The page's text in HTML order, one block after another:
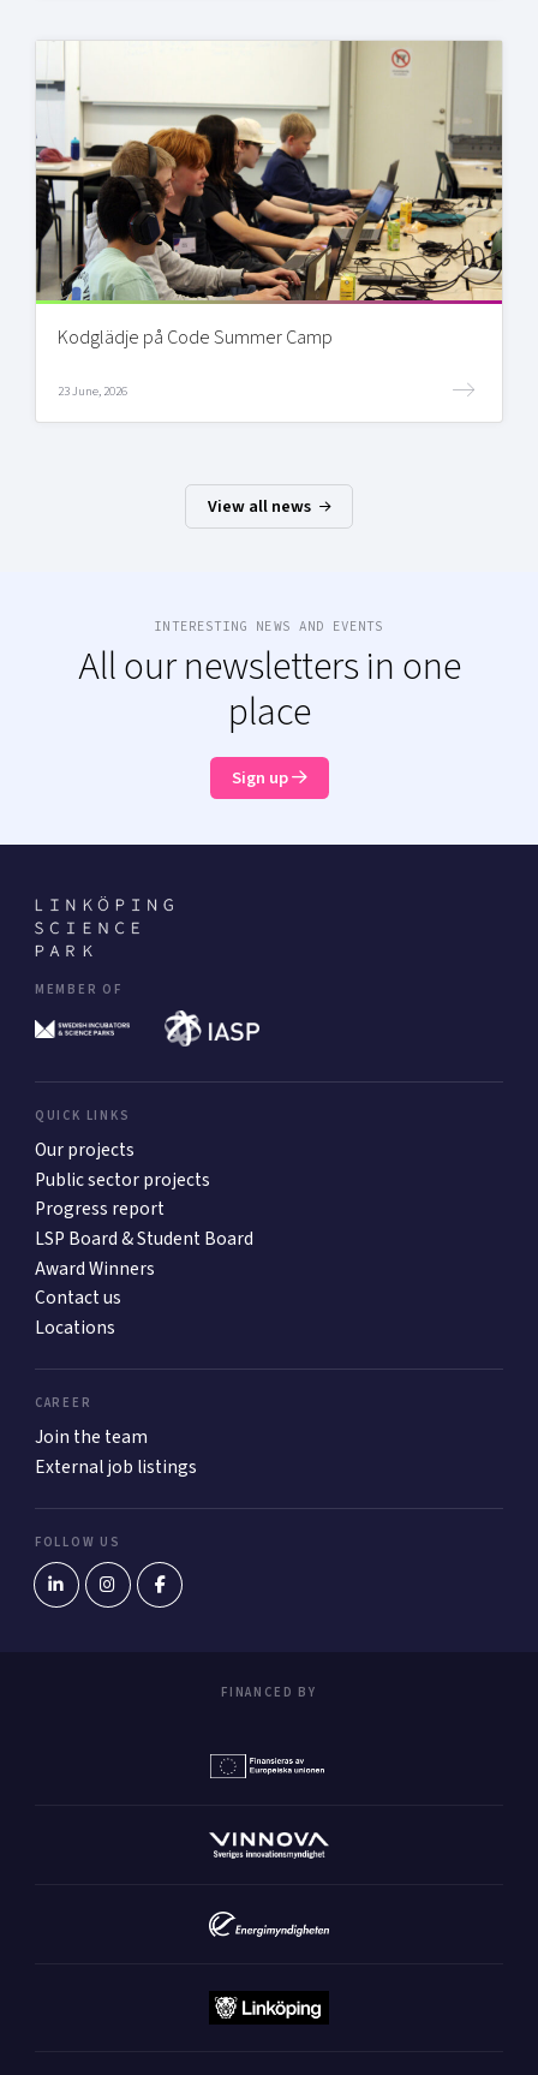
Kodglädje på Code Summer Camp
23 June, 2026
View all news
INTERESTING NEWS AND EVENTS
All our newsletters in one
place
Sign up
MEMBER OF
QUICK LINKS
Our projects
Public sector projects
Progress report
LSP Board & Student Board
Award Winners
Contact us
Locations
CAREER
Join the team
External job listings
FOLLOW US
FINANCED BY